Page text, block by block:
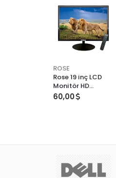
ROSE
Rose 19 inç LCD
Monitör HD
Çözünürlük Smart
60,00